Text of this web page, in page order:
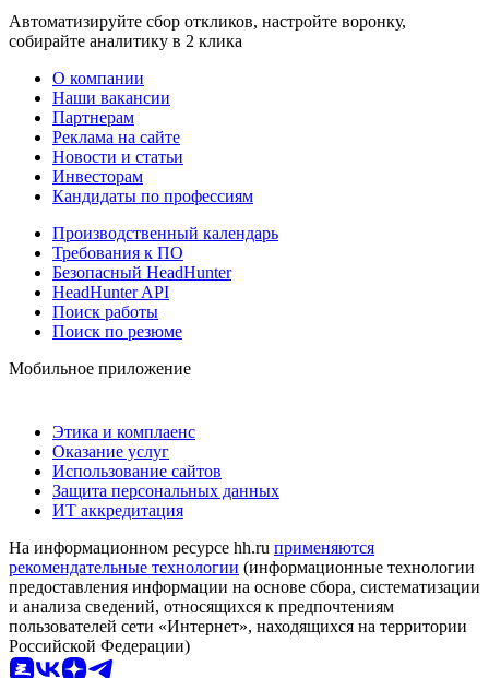
Автоматизируйте сбор откликов, настройте воронку,
собирайте аналитику в 2 клика
О компании
Наши вакансии
Партнерам
Реклама на сайте
Новости и статьи
Инвесторам
Кандидаты по профессиям
Производственный календарь
Требования к ПО
Безопасный HeadHunter
HeadHunter API
Поиск работы
Поиск по резюме
Мобильное приложение
Этика и комплаенс
Оказание услуг
Использование сайтов
Защита персональных данных
ИТ аккредитация
На информационном ресурсе hh.ru применяются
рекомендательные технологии (информационные технологии
предоставления информации на основе сбора, систематизации
и анализа сведений, относящихся к предпочтениям
пользователей сети «Интернет», находящихся на территории
Российской Федерации)